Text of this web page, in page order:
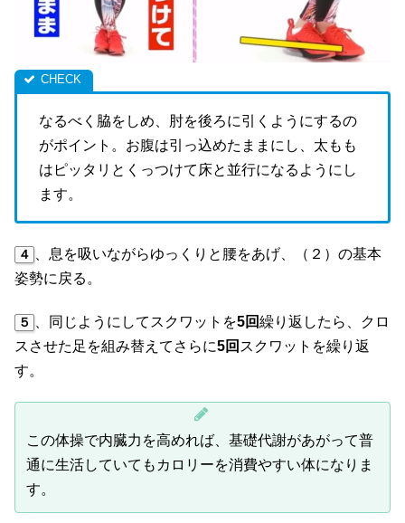
なるべく脇をしめ、肘を後ろに引くようにするの
がポイント。お腹は引っ込めたままにし、太もも
はピッタリとくっつけて床と並行になるようにし
ます。
４ 、息を吸いながらゆっくりと腰をあげ、（２）の基本
姿勢に戻る。
５ 、同じようにしてスクワットを5回繰り返したら、クロ
スさせた足を組み替えてさらに5回 スクワットを繰り返
す。
この体操で内臓力を高めれば、基礎代謝があがって普
通に生活していてもカロリーを消費やすい体になりま
す。